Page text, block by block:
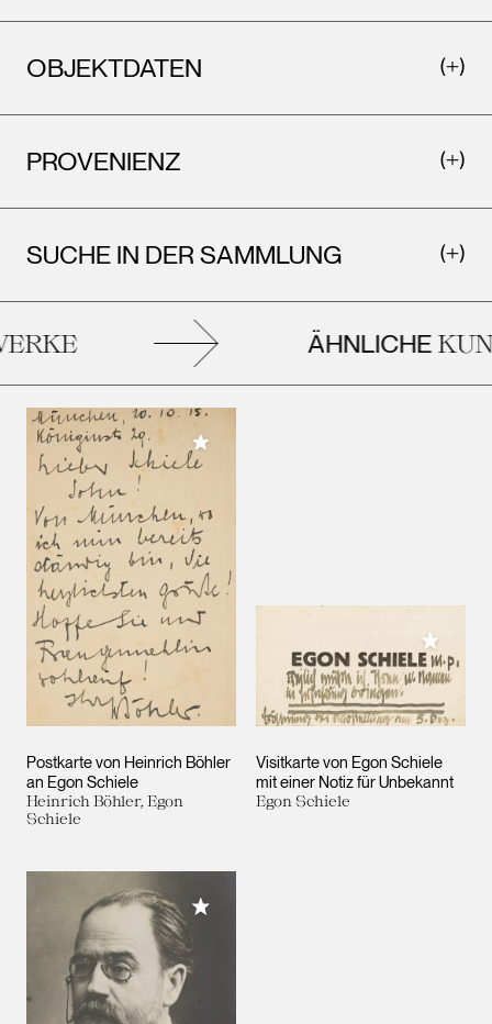
OBJEKTDATEN
PROVENIENZ
SUCHE IN DER SAMMLUNG
ÄHNLICHE
Postkarte von Heinrich Böhler
an Egon Schiele
Heinrich Böhler, Egon
Schiele
Meiner Sammlung hinzufügen
Visitkarte von Egon Schiele
mit einer Notiz für Unbekannt
Egon Schiele
Meiner
Meiner Sammlung hinzufügen